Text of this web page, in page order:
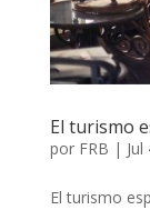
El turismo
por FRB |
El turismo